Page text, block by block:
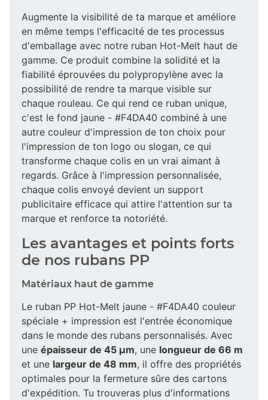
Augmente la visibilité de ta marque et améliore
en même temps l'efficacité de tes processus
d'emballage avec notre ruban Hot-Melt haut de
gamme. Ce produit combine la solidité et la
fiabilité éprouvées du polypropylène avec la
possibilité de rendre ta marque visible sur
chaque rouleau. Ce qui rend ce ruban unique,
c'est le fond jaune - #F4DA40 combiné à une
autre couleur d'impression de ton choix pour
l'impression de ton logo ou slogan, ce qui
transforme chaque colis en un vrai aimant à
regards. Grâce à l'impression personnalisée,
chaque colis envoyé devient un support
publicitaire efficace qui attire l'attention sur ta
marque et renforce ta notoriété.
Les avantages et points forts
de nos rubans PP
Matériaux haut de gamme
Le ruban PP Hot-Melt jaune - #F4DA40 couleur
spéciale + impression est l'entrée économique
dans le monde des rubans personnalisés. Avec
une épaisseur de 45 µm, une longueur de 66 m
et une largeur de 48 mm, il offre des propriétés
optimales pour la fermeture sûre des cartons
d'expédition. Tu trouveras plus d'informations